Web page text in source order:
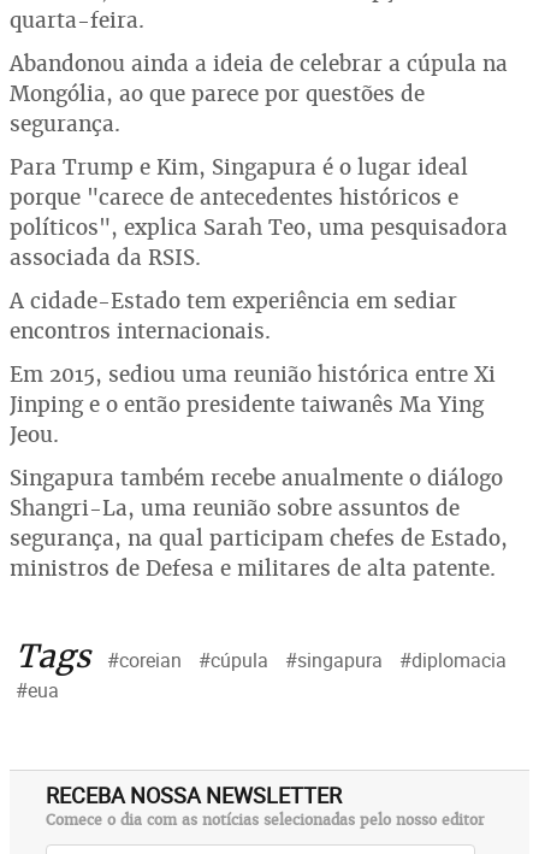
quarta-feira.
Abandonou ainda a ideia de celebrar a cúpula na
Mongólia, ao que parece por questões de
segurança.
Para Trump e Kim, Singapura é o lugar ideal
porque "carece de antecedentes históricos e
políticos", explica Sarah Teo, uma pesquisadora
associada da RSIS.
A cidade-Estado tem experiência em sediar
encontros internacionais.
Em 2015, sediou uma reunião histórica entre Xi
Jinping e o então presidente taiwanês Ma Ying
Jeou.
Singapura também recebe anualmente o diálogo
Shangri-La, uma reunião sobre assuntos de
segurança, na qual participam chefes de Estado,
ministros de Defesa e militares de alta patente.
Tags #coreian #cúpula #singapura
#diplomacia
#eua
RECEBA NOSSA NEWSLETTER
Comece o dia com as notícias selecionadas pelo nosso editor